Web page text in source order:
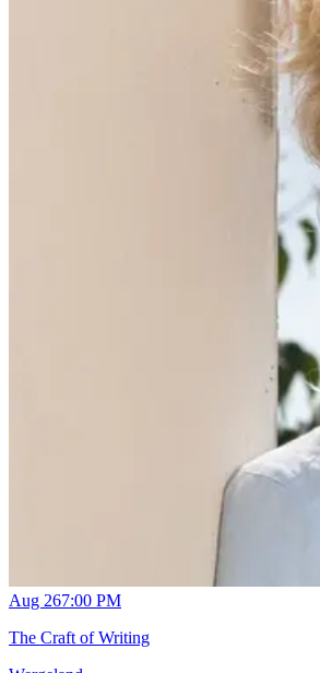
Aug 267:00 PM
The Craft of Writing